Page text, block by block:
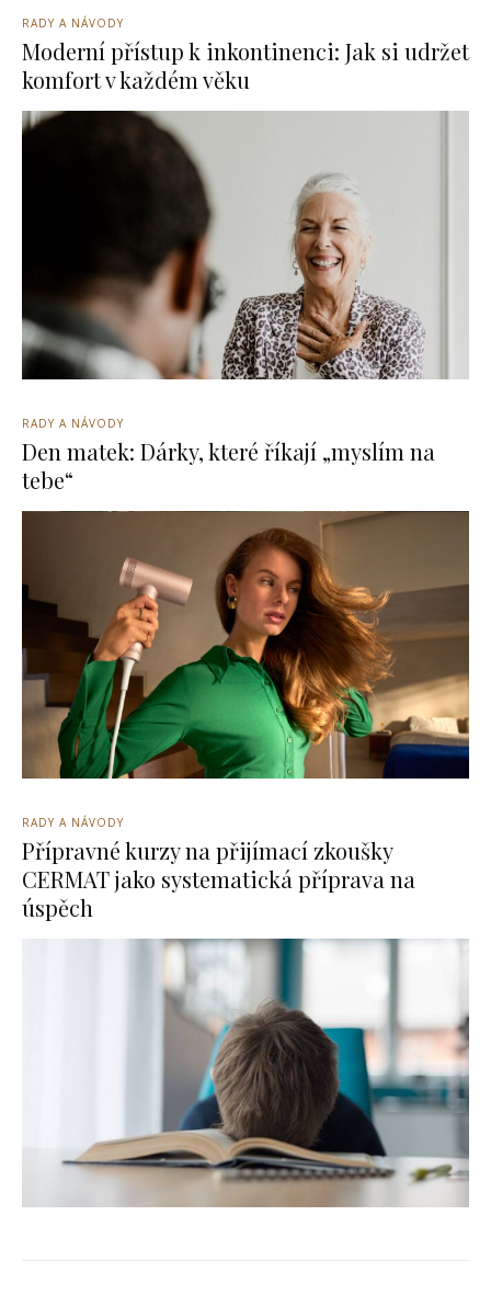
RADY A NÁVODY
Moderní přístup k inkontinenci: Jak si udržet
komfort v každém věku
RADY A NÁVODY
Den matek: Dárky, které říkají „myslím na
tebe“
RADY A NÁVODY
Přípravné kurzy na přijímací zkoušky
CERMAT jako systematická příprava na
úspěch